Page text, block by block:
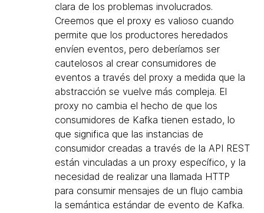
clara de los problemas involucrados.
Creemos que el proxy es valioso cuando
permite que los productores heredados
envíen eventos, pero deberíamos ser
cautelosos al crear consumidores de
eventos a través del proxy a medida que la
abstracción se vuelve más compleja. El
proxy no cambia el hecho de que los
consumidores de Kafka tienen estado, lo
que significa que las instancias de
consumidor creadas a través de la API REST
están vinculadas a un proxy específico, y la
necesidad de realizar una llamada HTTP
para consumir mensajes de un flujo cambia
la semántica estándar de evento de Kafka.